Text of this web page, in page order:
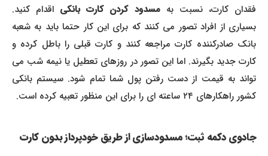
فقدان کارت، نسبت بهمسدود کردن کارت بانکیاقدام کنید.
بسیاری از افراد تصور می کنند که برای این کار حتما باید به شعبه
بانک صادرکننده کارت مراجعه کنند و کارت قبلی را باطل کرده و
کارت جدید بگیرند. اما این تصور در روزهای تعطیل یا نیمه شب می
تواند به قیمت از دست رفتن پول شما تمام شود. سیستم بانکی
کشور راهکارهای ۲۴ ساعته ای را برای این منظور تعبیه کرده است.
جادوی دکمه ثبت؛ مسدودسازی از طریق خودپرداز بدون کارت